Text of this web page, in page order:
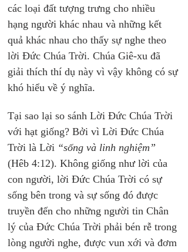
các loại đất tượng trưng cho nhiều
hạng người khác nhau và những kết
quả khác nhau cho thấy sự nghe theo
lời Đức Chúa Trời. Chúa Giê-xu đã
giải thích thí dụ này vì vậy không có sự
khó hiểu về ý nghĩa.
Tại sao lại so sánh Lời Đức Chúa Trời
với hạt giống? Bởi vì Lời Đức Chúa
Trời là Lời “sống và linh nghiệm”
(Hêb 4:12). Không giống như lời của
con người, lời Đức Chúa Trời có sự
sống bên trong và sự sống đó được
truyền đến cho những người tin Chân
lý của Đức Chúa Trời phải bén rễ trong
lòng người nghe, được vun xới và đơm